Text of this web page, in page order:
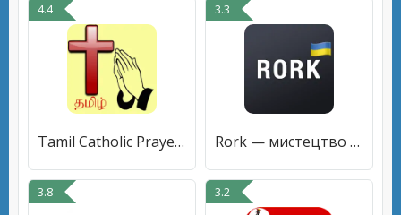
4.4
Tamil Catholic Prayer Book
3.3
Rork — мистецтво читати
3.8 3.2